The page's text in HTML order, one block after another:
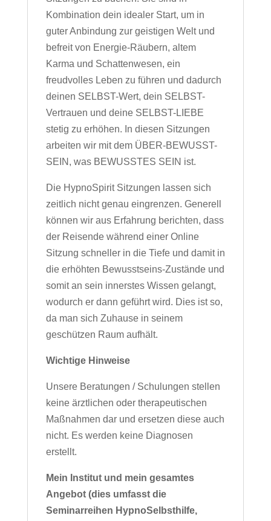
Kombination dein idealer Start, um in
guter Anbindung zur geistigen Welt und
befreit von Energie-Räubern, altem
Karma und Schattenwesen, ein
freudvolles Leben zu führen und dadurch
deinen SELBST-Wert, dein SELBST-
Vertrauen und deine SELBST-LIEBE
stetig zu erhöhen. In diesen Sitzungen
arbeiten wir mit dem ÜBER-BEWUSST-
SEIN, was BEWUSSTES SEIN ist.
Die HypnoSpirit Sitzungen lassen sich
zeitlich nicht genau eingrenzen. Generell
können wir aus Erfahrung berichten, dass
der Reisende während einer Online
Sitzung schneller in die Tiefe und damit in
die erhöhten Bewusstseins-Zustände und
somit an sein innerstes Wissen gelangt,
wodurch er dann geführt wird. Dies ist so,
da man sich Zuhause in seinem
geschützen Raum aufhält.
Wichtige Hinweise
Unsere Beratungen / Schulungen stellen
keine ärztlichen oder therapeutischen
Maßnahmen dar und ersetzen diese auch
nicht. Es werden keine Diagnosen
erstellt.
Mein Institut und mein gesamtes
Angebot (dies umfasst die
Seminarreihen HypnoSelbsthilfe,